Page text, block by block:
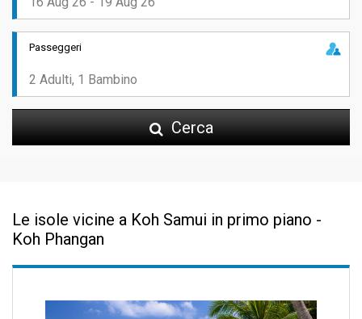
Passeggeri
Cerca
Le isole vicine a Koh Samui in primo piano -
Koh Phangan